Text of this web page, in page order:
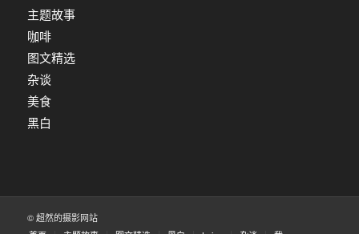
主题故事
咖啡
图文精选
杂谈
美食
黑白
© 超然的摄影网站